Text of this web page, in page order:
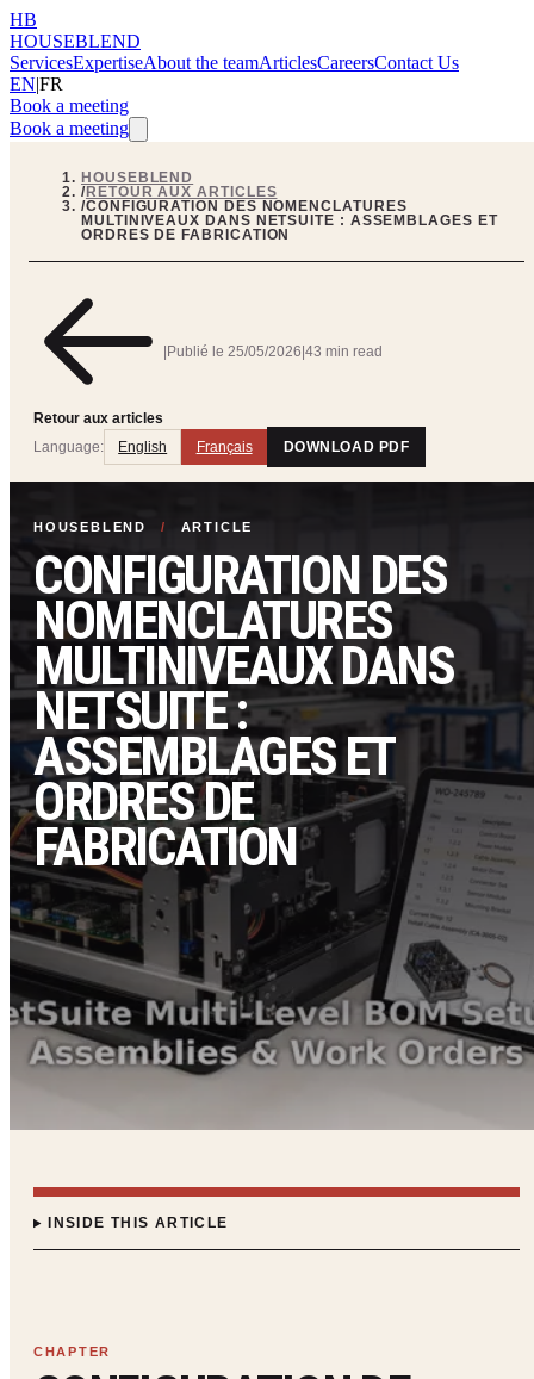
HB
HOUSEBLEND
ServicesExpertiseAbout the teamArticlesCareersContact Us
EN|FR
Book a meeting
Book a meeting
HOUSEBLEND
/RETOUR AUX ARTICLES
/CONFIGURATION DES NOMENCLATURES
MULTINIVEAUX DANS NETSUITE : ASSEMBLAGES ET
ORDRES DE FABRICATION
Retour aux articles
Publié le 25/05/2026 43 min read
Language: English Français DOWNLOAD PDF
HOUSEBLEND / ARTICLE
CONFIGURATION DES
NOMENCLATURES
MULTINIVEAUX DANS
NETSUITE :
ASSEMBLAGES ET
ORDRES DE
FABRICATION
INSIDE THIS ARTICLE